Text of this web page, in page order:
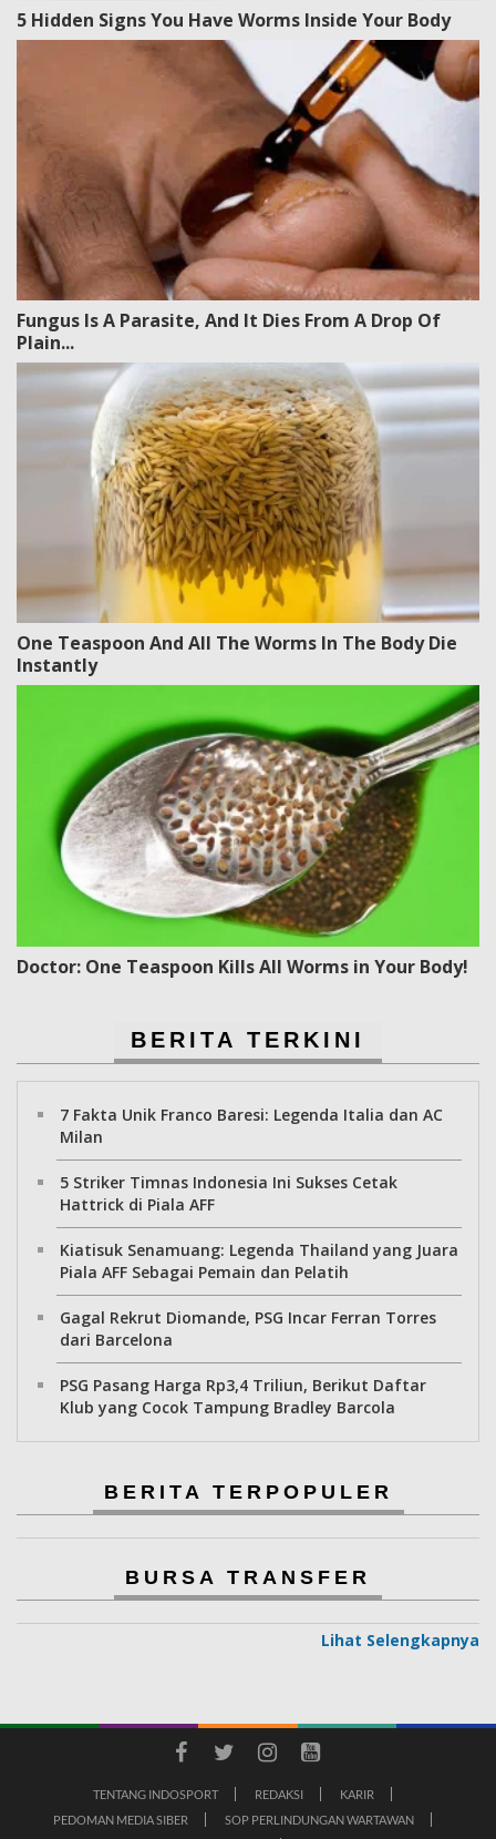
5 Hidden Signs You Have Worms Inside Your Body
Fungus Is A Parasite, And It Dies From A Drop Of
Plain...
One Teaspoon And All The Worms In The Body Die
Instantly
Doctor: One Teaspoon Kills All Worms in Your Body!
BERITA TERKINI
7 Fakta Unik Franco Baresi: Legenda Italia dan AC
Milan
5 Striker Timnas Indonesia Ini Sukses Cetak
Hattrick di Piala AFF
Kiatisuk Senamuang: Legenda Thailand yang Juara
Piala AFF Sebagai Pemain dan Pelatih
Gagal Rekrut Diomande, PSG Incar Ferran Torres
dari Barcelona
PSG Pasang Harga Rp3,4 Triliun, Berikut Daftar
Klub yang Cocok Tampung Bradley Barcola
BERITA TERPOPULER
BURSA TRANSFER
Lihat Selengkapnya
TENTANG INDOSPORT REDAKSI
KARIR
PEDOMAN MEDIA SIBER
SOP PERLINDUNGAN WARTAWAN